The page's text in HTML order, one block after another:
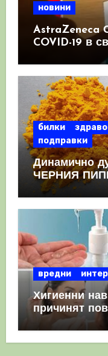
новини
AstraZeneca
COVID-19 в
като призна,
КРЪВНИ
билки
подправки
Динамично
ЧЕРНИЯ
комбинация
вредни
Хигиенни
причинят
полза